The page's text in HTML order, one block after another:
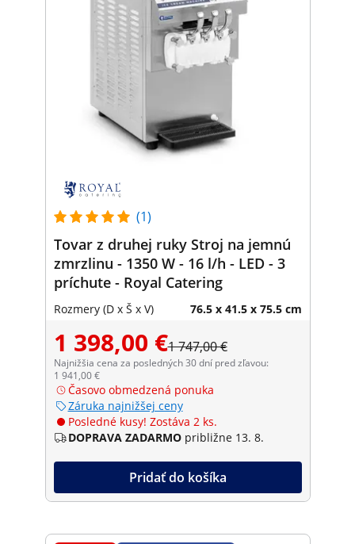
(1)
Tovar z druhej ruky Stroj na jemnú
zmrzlinu - 1350 W - 16 l/h - LED - 3
príchute - Royal Catering
Rozmery (D x Š x V) 76.5 x 41.5 x 75.5 cm
1 398,00 €1 747,00 €
Najnižšia cena za posledných 30 dní pred zľavou:
1 941,00 €
Časovo obmedzená ponuka
Záruka najnižšej ceny
Posledné kusy! Zostáva 2 ks.
DOPRAVA ZADARMO približne 13. 8.
Pridať do košíka